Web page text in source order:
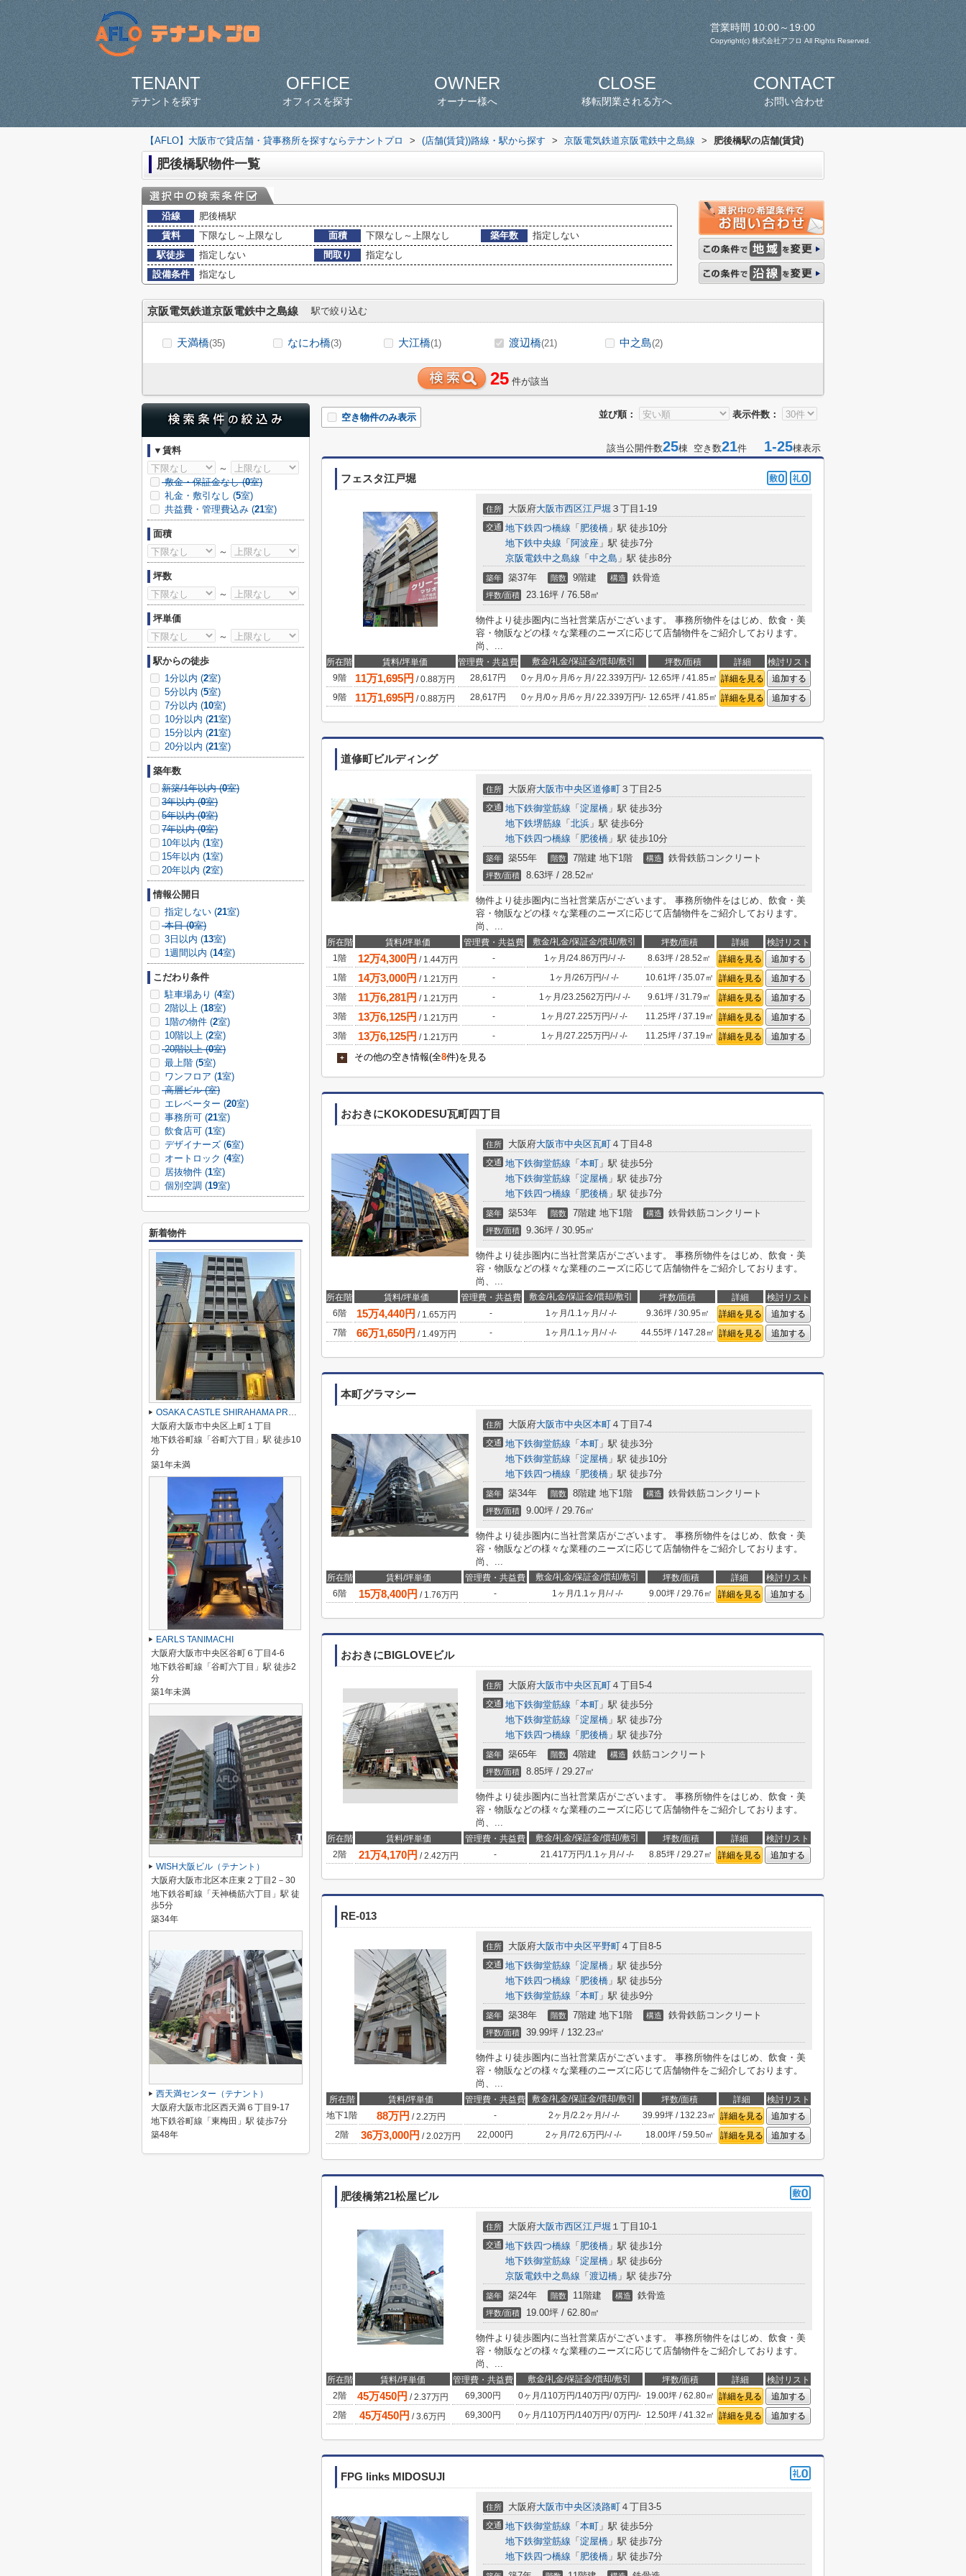
営業時間 10:00～19:00
Copyright(c) 株式会社アフロ All Rights Reserved.
TENANT
テナントを探す
OFFICE
オフィスを探す
OWNER
オーナー様へ
CLOSE
移転閉業される方へ
CONTACT
お問い合わせ
【AFLO】大阪市で貸店舗・貸事務所を探すならテナントプロ > (店舗(賃貸))路線・駅から探す > 京阪電気鉄道京阪電鉄中之島線 > 肥後橋駅の店舗(賃貸)
肥後橋駅物件一覧
沿線
肥後橋駅
賃料
下限なし～上限なし 面積 下限なし～上限なし 築年数
指定しない
駅徒歩
指定しない 間取り
指定なし
設備条件
指定なし
京阪電気鉄道京阪電鉄中之島線 駅で絞り込む
天満橋(35) なにわ橋(3) 大江橋(1) 渡辺橋(21) 中之島(2)
25 件が該当
並び順： 表示件数：
空き物件のみ表示
該当公開件数25棟 空き数21件 1-25棟表示
フェスタ江戸堀
住所 大阪府大阪市西区江戸堀 ３丁目1-19
交通 地下鉄四つ橋線 「 肥後橋 」駅 徒歩10分
地下鉄中央線 「 阿波座 」駅 徒歩7分
京阪電鉄中之島線 「 中之島 」駅 徒歩8分
築年 築37年 階数 9階建 構造 鉄骨造
坪数/面積 23.16坪 / 76.58㎡
物件より徒歩圏内に当社営業店がございます。 事務所物件をはじめ、飲食・美
容・物販などの様々な業種のニーズに応じて店舗物件をご紹介しております。
尚、...
所在階 賃料/坪単価 管理費・共益費 敷金/礼金/保証金/償却/敷引 坪数/面積 詳細
検討リスト
9階
11万1,695円 /0.88万円 28,617円 0ヶ月 /0ヶ月 /6ヶ月 /22.339万円/- 12.65坪 / 41.85㎡ 詳細を見る
追加する
9階
11万1,695円 /0.88万円 28,617円 0ヶ月 /0ヶ月 /6ヶ月 /22.339万円/- 12.65坪 / 41.85㎡ 詳細を見る 追加する
道修町ビルディング
住所 大阪府大阪市中央区道修町 ３丁目2-5
交通 地下鉄御堂筋線 「 淀屋橋 」駅 徒歩3分
地下鉄堺筋線 「 北浜 」駅 徒歩6分
地下鉄四つ橋線 「 肥後橋 」駅 徒歩10分
築年 築55年 階数 7階建 地下1階 構造 鉄骨鉄筋コンクリート
坪数/面積 8.63坪 / 28.52㎡
物件より徒歩圏内に当社営業店がございます。 事務所物件をはじめ、飲食・美
容・物販などの様々な業種のニーズに応じて店舗物件をご紹介しております。
尚、...
所在階 賃料/坪単価 管理費・共益費 敷金/礼金/保証金/償却/敷引 坪数/面積 詳細
検討リスト
1階
12万4,300円 / 1.44万円 - 1ヶ月 /24.86万円/-/-/- 8.63坪 / 28.52㎡ 詳細を見る
追加する
1階
14万3,000円 / 1.21万円 - 1ヶ月 /26万円/-/-/- 10.61坪 / 35.07㎡ 詳細を見る
追加する
3階
11万6,281円 / 1.21万円 - 1ヶ月 /23.2562万円/-/-/- 9.61坪 / 31.79㎡ 詳細を見る
追加する
3階
13万6,125円 / 1.21万円 - 1ヶ月 /27.225万円/-/-/- 11.25坪 / 37.19㎡ 詳細を見る
追加する
3階
13万6,125円 / 1.21万円 - 1ヶ月 /27.225万円/-/-/- 11.25坪 / 37.19㎡ 詳細を見る 追加する
+ その他の空き情報(全8件)を見る
おおきにKOKODESU瓦町四丁目
住所 大阪府大阪市中央区瓦町 ４丁目4-8
交通 地下鉄御堂筋線 「 本町 」駅 徒歩5分
地下鉄御堂筋線 「 淀屋橋 」駅 徒歩7分
地下鉄四つ橋線 「 肥後橋 」駅 徒歩7分
築年 築53年 階数 7階建 地下1階 構造 鉄骨鉄筋コンクリート
坪数/面積 9.36坪 / 30.95㎡
物件より徒歩圏内に当社営業店がございます。 事務所物件をはじめ、飲食・美
容・物販などの様々な業種のニーズに応じて店舗物件をご紹介しております。
尚、...
所在階 賃料/坪単価 管理費・共益費 敷金/礼金/保証金/償却/敷引 坪数/面積 詳細
検討リスト
6階
15万4,440円 / 1.65万円 - 1ヶ月 /1.1ヶ月 /-/-/- 9.36坪 / 30.95㎡ 詳細を見る
追加する
7階
66万1,650円 / 1.49万円 - 1ヶ月 /1.1ヶ月 /-/-/- 44.55坪 / 147.28㎡ 詳細を見る 追加する
本町グラマシー
住所 大阪府大阪市中央区本町 ４丁目7-4
交通 地下鉄御堂筋線 「 本町 」駅 徒歩3分
地下鉄御堂筋線 「 淀屋橋 」駅 徒歩10分
地下鉄四つ橋線 「 肥後橋 」駅 徒歩7分
築年 築34年 階数 8階建 地下1階 構造 鉄骨鉄筋コンクリート
坪数/面積 9.00坪 / 29.76㎡
物件より徒歩圏内に当社営業店がございます。 事務所物件をはじめ、飲食・美
容・物販などの様々な業種のニーズに応じて店舗物件をご紹介しております。
尚、...
所在階 賃料/坪単価 管理費・共益費 敷金/礼金/保証金/償却/敷引 坪数/面積 詳細
検討リスト
6階
15万8,400円 / 1.76万円 - 1ヶ月 /1.1ヶ月 /-/-/- 9.00坪 / 29.76㎡ 詳細を見る 追加する
おおきにBIGLOVEビル
住所 大阪府大阪市中央区瓦町 ４丁目5-4
交通 地下鉄御堂筋線 「 本町 」駅 徒歩5分
地下鉄御堂筋線 「 淀屋橋 」駅 徒歩7分
地下鉄四つ橋線 「 肥後橋 」駅 徒歩7分
築年 築65年 階数 4階建 構造 鉄筋コンクリート
坪数/面積 8.85坪 / 29.27㎡
物件より徒歩圏内に当社営業店がございます。 事務所物件をはじめ、飲食・美
容・物販などの様々な業種のニーズに応じて店舗物件をご紹介しております。
尚、...
所在階 賃料/坪単価 管理費・共益費 敷金/礼金/保証金/償却/敷引 坪数/面積 詳細
検討リスト
2階
21万4,170円 /2.42万円 - 21.417万円/1.1ヶ月 /-/-/- 8.85坪 / 29.27㎡ 詳細を見る 追加する
RE-013
住所 大阪府大阪市中央区平野町 ４丁目8-5
交通 地下鉄御堂筋線 「 淀屋橋 」駅 徒歩5分
地下鉄四つ橋線 「 肥後橋 」駅 徒歩5分
地下鉄御堂筋線 「 本町 」駅 徒歩9分
築年 築38年 階数 7階建 地下1階 構造 鉄骨鉄筋コンクリート
坪数/面積 39.99坪 / 132.23㎡
物件より徒歩圏内に当社営業店がございます。 事務所物件をはじめ、飲食・美
容・物販などの様々な業種のニーズに応じて店舗物件をご紹介しております。
尚、...
所在階 賃料/坪単価 管理費・共益費 敷金/礼金/保証金/償却/敷引 坪数/面積 詳細
検討リスト
地下1階
88万円 /2.2万円 - 2ヶ月 /2.2ヶ月 /-/-/- 39.99坪 / 132.23㎡ 詳細を見る
追加する
2階
36万3,000円 /2.02万円 22,000円 2ヶ月 /72.6万円/-/-/- 18.00坪 / 59.50㎡ 詳細を見る 追加する
肥後橋第21松屋ビル
住所 大阪府大阪市西区江戸堀 １丁目10-1
交通 地下鉄四つ橋線 「 肥後橋 」駅 徒歩1分
地下鉄御堂筋線 「 淀屋橋 」駅 徒歩6分
京阪電鉄中之島線 「 渡辺橋 」駅 徒歩7分
築年 築24年 階数 11階建 構造 鉄骨造
坪数/面積 19.00坪 / 62.80㎡
物件より徒歩圏内に当社営業店がございます。 事務所物件をはじめ、飲食・美
容・物販などの様々な業種のニーズに応じて店舗物件をご紹介しております。
尚、...
所在階 賃料/坪単価 管理費・共益費 敷金/礼金/保証金/償却/敷引 坪数/面積 詳細
検討リスト
2階
45万450円 /2.37万円 69,300円 0ヶ月 /110万円/140万円/0万円/- 19.00坪 / 62.80㎡ 詳細を見る
追加する
2階
45万450円 /3.6万円 69,300円 0ヶ月 /110万円/140万円/0万円/- 12.50坪 / 41.32㎡ 詳細を見る 追加する
FPG links MIDOSUJI
住所 大阪府大阪市中央区淡路町 ４丁目3-5
交通 地下鉄御堂筋線 「 本町 」駅 徒歩5分
地下鉄御堂筋線 「 淀屋橋 」駅 徒歩7分
地下鉄四つ橋線 「 肥後橋 」駅 徒歩7分
▼賃料
～
敷金・保証金なし (0室)
礼金・敷引なし (5室)
共益費・管理費込み (21室)
面積
～
坪数
～
坪単価
～
駅からの徒歩
1分以内 (2室)
5分以内 (5室)
7分以内 (10室)
10分以内 (21室)
15分以内 (21室)
20分以内 (21室)
築年数
新築/1年以内 (0室)
3年以内 (0室)
5年以内 (0室)
7年以内 (0室)
10年以内 (1室)
15年以内 (1室)
20年以内 (2室)
情報公開日
指定しない (21室)
本日 (0室)
3日以内 (13室)
1週間以内 (14室)
こだわり条件
駐車場あり (4室)
2階以上 (18室)
1階の物件 (2室)
10階以上 (2室)
20階以上 (0室)
最上階 (5室)
ワンフロア (1室)
高層ビル (室)
エレベーター (20室)
事務所可 (21室)
飲食店可 (1室)
デザイナーズ (6室)
オートロック (4室)
居抜物件 (1室)
個別空調 (19室)
新着物件
OSAKA CASTLE SHIRAHAMA PREMIER
大阪府大阪市中央区上町１丁目
地下鉄谷町線「谷町六丁目」駅 徒歩10
分
築1年未満
EARLS TANIMACHI
大阪府大阪市中央区谷町６丁目4-6
地下鉄谷町線「谷町六丁目」駅 徒歩2
分
築1年未満
WISH大阪ビル（テナント）
大阪府大阪市北区本庄東２丁目2－30
地下鉄谷町線「天神橋筋六丁目」駅 徒
歩5分
築34年
西天満センター（テナント）
大阪府大阪市北区西天満６丁目9-17
地下鉄谷町線「東梅田」駅 徒歩7分
築48年